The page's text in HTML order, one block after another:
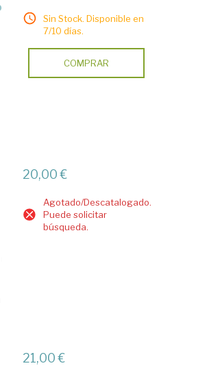
Sin Stock. Disponible en
7/10 días.
COMPRAR
20,00 €
Agotado/Descatalogado.
Puede solicitar
búsqueda.
21,00 €